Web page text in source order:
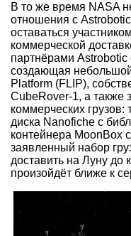
В то же время NASA
отношения с
оставаться
коммерческой
партнёрами Astrobotic
создающая
Platform (FLIP),
CubeRover-1, а также
коммерческих грузов:
диска Nanofiche с
контейнера MoonBox
заявленный набор
доставить на Луну до
произойдёт ближе к